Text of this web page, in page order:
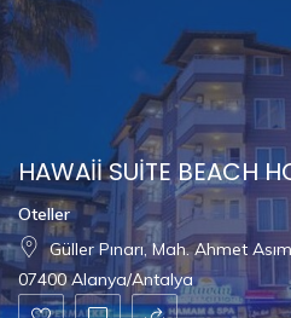
HAWAİİ SUİTE BEACH
Oteller
Güller Pınarı, Mah. Ahmet
07400 Alanya/Antalya